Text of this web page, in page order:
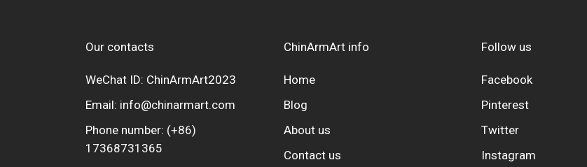
Our contacts
WeChat ID: ChinArmArt2023
Email: info@chinarmart.com
Phone number: (+86)
17368731365
ChinArmArt info
Home
Blog
About us
Contact us
Follow us
Facebook
Pinterest
Twitter
Instagram